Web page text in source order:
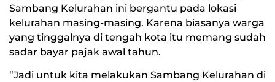
Sambang Kelurahan ini bergantu pada lokasi
kelurahan masing-masing. Karena biasanya warga
yang tinggalnya di tengah kota itu memang sudah
sadar bayar pajak awal tahun.
“Jadi untuk kita melakukan Sambang Kelurahan di